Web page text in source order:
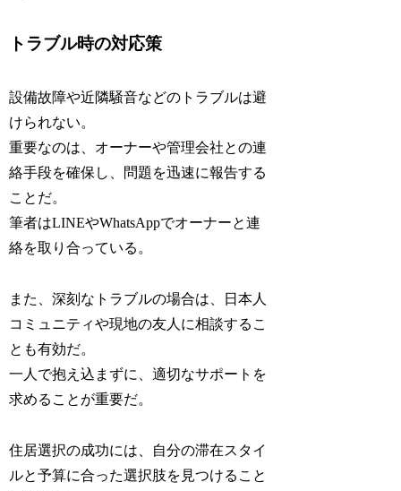
トラブル時の対応策
設備故障や近隣騒音などのトラブルは避
けられない。
重要なのは、オーナーや管理会社との連
絡手段を確保し、問題を迅速に報告する
ことだ。
筆者はLINEやWhatsAppでオーナーと連
絡を取り合っている。
また、深刻なトラブルの場合は、日本人
コミュニティや現地の友人に相談するこ
とも有効だ。
一人で抱え込まずに、適切なサポートを
求めることが重要だ。
住居選択の成功には、自分の滞在スタイ
ルと予算に合った選択肢を見つけること